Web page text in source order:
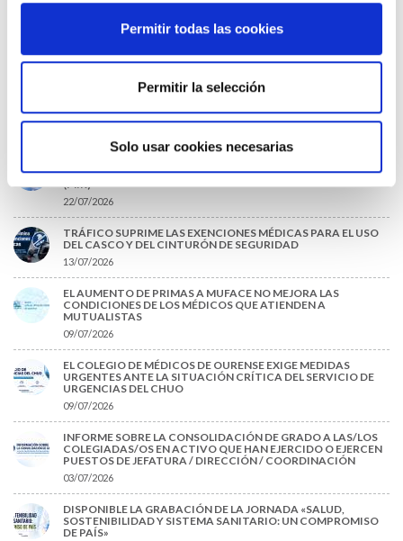
Permitir todas las cookies
Permitir la selección
Solo usar cookies necesarias
PREMIOS DE LA REAL ACADEMIA DE MEDICINA DE GALICIA
31/07/2026
CARTA DEL PRESIDENTE DE MUTUAL MÉDICA SOBRE LA
PASARELA AL RETA
DE CASOS CLÍNICOS PARA MÉDICOS INTERNOS RESIDENTES
(MIR)
22/07/2026
TRÁFICO SUPRIME LAS EXENCIONES MÉDICAS PARA EL USO
DEL CASCO Y DEL CINTURÓN DE SEGURIDAD
13/07/2026
EL AUMENTO DE PRIMAS A MUFACE NO MEJORA LAS
CONDICIONES DE LOS MÉDICOS QUE ATIENDEN A
MUTUALISTAS
09/07/2026
EL COLEGIO DE MÉDICOS DE OURENSE EXIGE MEDIDAS
URGENTES ANTE LA SITUACIÓN CRÍTICA DEL SERVICIO DE
URGENCIAS DEL CHUO
09/07/2026
INFORME SOBRE LA CONSOLIDACIÓN DE GRADO A LAS/LOS
COLEGIADAS/OS EN ACTIVO QUE HAN EJERCIDO O EJERCEN
PUESTOS DE JEFATURA / DIRECCIÓN / COORDINACIÓN
03/07/2026
DISPONIBLE LA GRABACIÓN DE LA JORNADA «SALUD,
SOSTENIBILIDAD Y SISTEMA SANITARIO: UN COMPROMISO
DE PAÍS»